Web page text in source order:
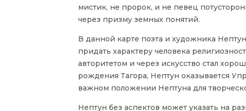
мистик, не пророк, и не певец
через призму земных понятий.
В данной карте поэта и художника
придать характеру человека
авторитетом и через искусство стал
рождения Тагора, Нептун оказывается
важном положении Нептуна для
Нептун без аспектов может указать на